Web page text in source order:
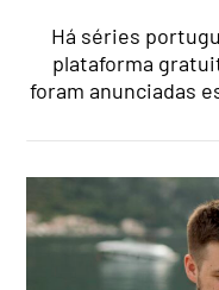
Há séries
plataforma
foram anunciadas